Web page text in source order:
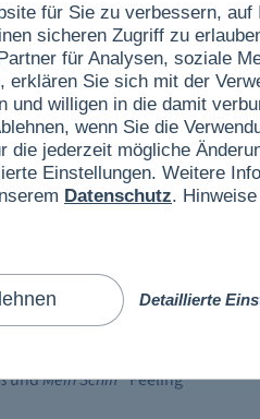
für Training, Freizeit und
präzises Flugverhalten, eine
strapazierfähig. Die
für eine lange
ergänzt und macht den Ball zu
undMein Schiff Feeling
für Sie zu verbessern, auf
sicheren Zugriff zu
für Analysen, soziale
Sie sich mit der
und willigen in die damit
wenn Sie die
die jederzeit mögliche
Einstellungen. Weitere
Datenschutz.
Detaillierte